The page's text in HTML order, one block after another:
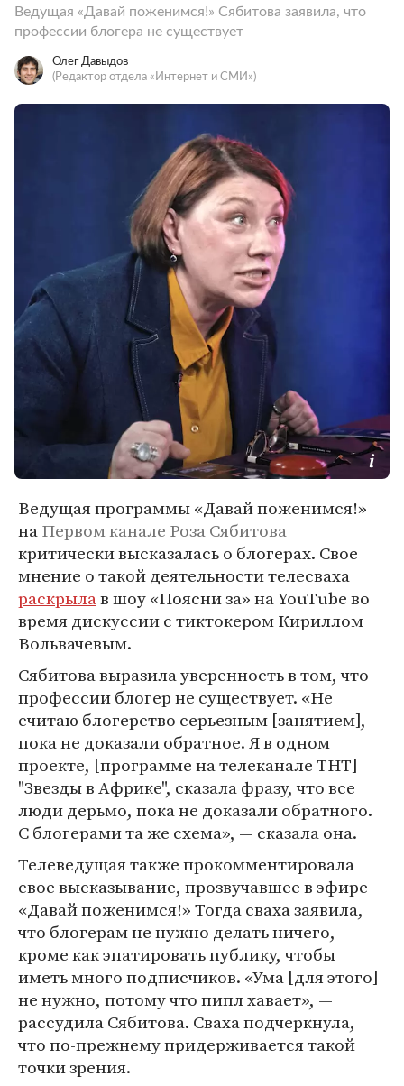
Ведущая «Давай поженимся!» Сябитова заявила, что
профессии блогера не существует
Олег Давыдов
(Редактор отдела «Интернет и СМИ»)
Ведущая программы «Давай поженимся!»
наПервом канале Роза Сябитова
критически высказалась о блогерах. Свое
мнение о такой деятельности телесваха
раскрылав шоу «Поясни за» на YouTube во
время дискуссии с тиктокером Кириллом
Вольвачевым.
Сябитова выразила уверенность в том, что
профессии блогер не существует. «Не
считаю блогерство серьезным [занятием],
пока не доказали обратное. Я в одном
проекте, [программе на телеканале ТНТ]
"Звезды в Африке", сказала фразу, что все
люди дерьмо, пока не доказали обратного.
С блогерами та же схема», — сказала она.
Телеведущая также прокомментировала
свое высказывание, прозвучавшее в эфире
«Давай поженимся!» Тогда сваха заявила,
что блогерам не нужно делать ничего,
кроме как эпатировать публику, чтобы
иметь много подписчиков. «Ума [для этого]
не нужно, потому что пипл хавает», —
рассудила Сябитова. Сваха подчеркнула,
что по-прежнему придерживается такой
точки зрения.